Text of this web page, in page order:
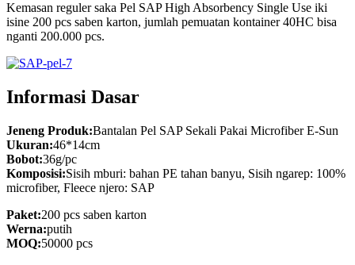
Kemasan reguler saka Pel SAP High Absorbency Single Use iki
isine 200 pcs saben karton, jumlah pemuatan kontainer 40HC bisa
nganti 200.000 pcs.
Informasi Dasar
Jeneng Produk:Bantalan Pel SAP Sekali Pakai Microfiber E-Sun
Ukuran:46*14cm
Bobot:36g/pc
Komposisi:Sisih mburi: bahan PE tahan banyu, Sisih ngarep: 100%
microfiber, Fleece njero: SAP
Paket:200 pcs saben karton
Werna:putih
MOQ:50000 pcs